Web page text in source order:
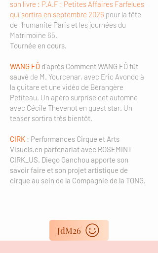
son livre : P.A.F : Petites Affaires Farfelues
qui sortira en septembre 2026 pour la fête
de l'humanité Paris et les journées du
Matrimoine 65.
Tournée en cours.
WANG FÔ d'après Comment WANG FÔ fût
sauvé de M. Yourcenar, avec Eric Avondo à
la guitare et une vidéo de Bérangère
Petiteau. Un apéro surprise cet automne
avec Cécile Thévenot en guest star. Un
teaser sortira très bientôt.
CIRK : Performances Cirque et Arts
Visuels.en partenariat avec ROSEMINT
CIRK_US. Diego Ganchou apporte son
savoir faire et son projet artistique de
cirque au sein de la Compagnie de la TONG.
JdM26